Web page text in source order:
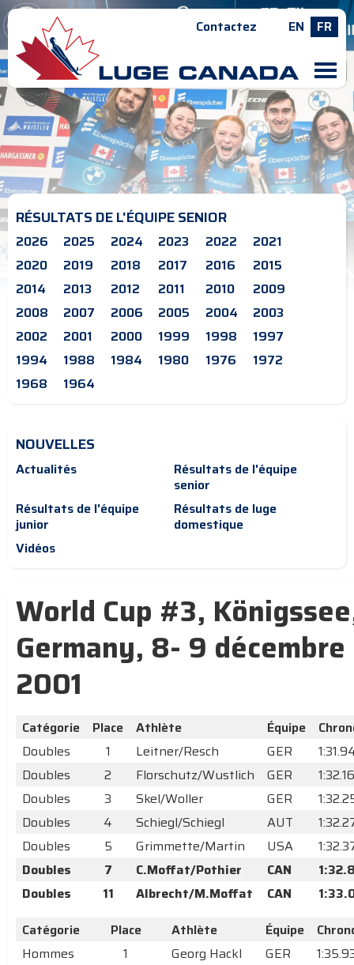
Contactez EN FR
M
RÉSULTATS DE L'ÉQUIPE SENIOR
2026 2025 2024 2023 2022
2021
2020
2019 2018 2017 2016
2015
2014
2013 2012 2011 2010
2009
2008
2007 2006 2005 2004
2003
2002
2001 2000 1999 1998
1997
1994
1988 1984 1980 1976
1972
1968
1964
NOUVELLES
Actualités
Résultats de l'équipe
senior
Résultats de l'équipe
junior
Résultats de luge
domestique
Vidéos
World Cup #3,
Germany, 8- 9 décembre
2001
Catégorie Place Athlète Équipe
Doubles
1 Leitner/Resch GER
Doubles
2 Florschutz/Wustlich GER
Doubles
3 Skel/Woller GER
Doubles
4 Schiegl/Schiegl AUT
Doubles
5 Grimmette/Martin USA
Doubles
7 C.Moffat/Pothier CAN
Doubles
11 Albrecht/M.Moffat CAN
Catégorie
Place Athlète Équipe
Hommes
1 Georg Hackl GER